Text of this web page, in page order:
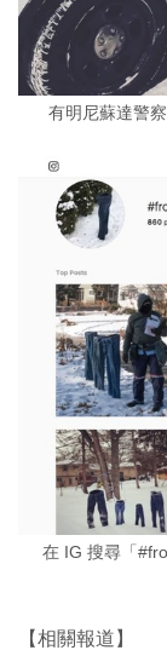
有明尼蘇達警
在 IG 搜尋「
【相關報道】